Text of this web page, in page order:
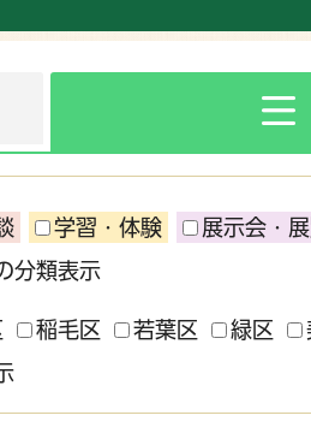
学習・体験 展示会・
分類表示
稲毛区 若葉区 緑区